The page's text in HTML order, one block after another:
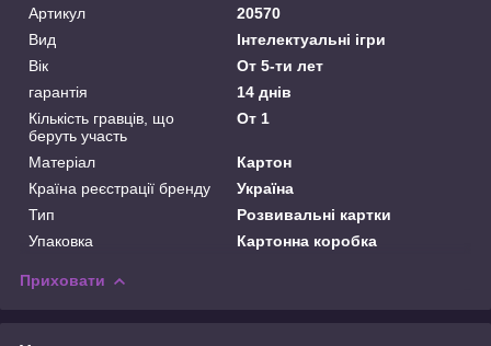
Артикул
20570
Вид
Інтелектуальні ігри
Вік
От 5-ти лет
гарантія
14 днів
Кількість гравців, що
беруть участь
От 1
Матеріал
Картон
Країна реєстрації бренду
Україна
Тип
Розвивальні картки
Упаковка
Картонна коробка
Приховати